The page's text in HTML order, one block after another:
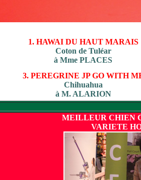
1. HAWAI DU HAUT MARAIS
Coton de Tuléar
à Mme PLACES
3. PEREGRINE JP GO WITH
Chihuahua
à M. ALARION
MEILLEUR CHIEN
VARIETE